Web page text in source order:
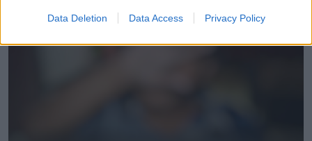
Data Deletion Data Access Privacy Policy